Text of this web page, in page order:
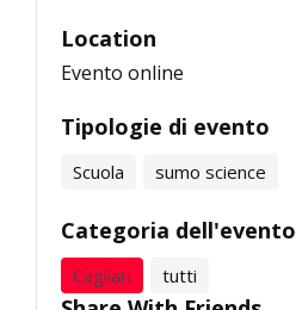
Location
Evento online
Tipologie di evento
Scuola sumo science
Categoria dell'evento
Cagliari tutti